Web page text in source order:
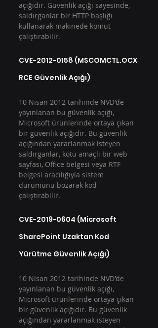
açığıdır. Güvenlik açığı sayesinde,
saldırganlar bir HTTP başlığı
kullanarak makinede komut
çalıştırabilir.
CVE-2012-0158 (MSCOMCTL.OCX
RCE Güvenlik Açığı)
10 Nisan 2012 tarihinde NVD'de
yayınlanan bu güvenlik açığı,
Microsoft ürünlerinde ortaya çıkan
bir güvenlik açığıdır. Bu güvenlik
açığından yararlanmak isteyen
saldırganlar, kötü amaçlı bir web
sayfası, Office belgesi veya RTF
belgesi aracılığıyla sistem
durumunu bozarak kod
çalıştırabilir.
CVE-2019-0604 (Microsoft
SharePoint Uzaktan Kod
Yürütme Güvenlik Açığı)
10 Nisan 2012 tarihinde NVD'de
yayınlanan bu güvenlik açığı,
Microsoft ürünlerinde ortaya çıkan
bir güvenlik açığıdır. Bu güvenlik
açığından yararlanmak isteyen